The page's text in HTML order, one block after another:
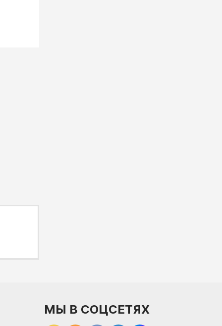
МЫ В СОЦСЕТЯХ